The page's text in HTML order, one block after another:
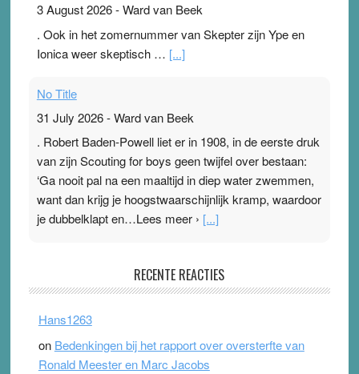
3 August 2026-Ward van Beek
. Ook in het zomernummer van Skepter zijn Ype en
Ionica weer skeptisch … [...]
No Title
31 July 2026-Ward van Beek
. Robert Baden-Powell liet er in 1908, in de eerste druk
van zijn Scouting for boys geen twijfel over bestaan:
‘Ga nooit pal na een maaltijd in diep water zwemmen,
want dan krijg je hoogstwaarschijnlijk kramp, waardoor
je dubbelklapt en…Lees meer › [...]
Ward van Beek
topsporters. Ze hopen ermee hun hartslag te verlagen
terwijl ze meer zuurstof opnemen. Daarop heeft zo’n
pleister geen effect. Maar het gevoel ‘makkelijker te
RECENTE REACTIES
Hans1263
on Bedenkingen bij het rapport over oversterfte van
Ronald Meester en Marc Jacobs